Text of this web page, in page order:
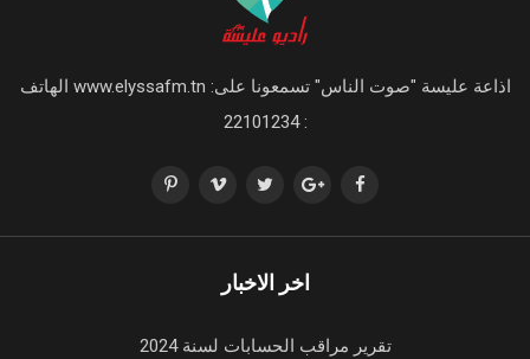
اذاعة عليسة "صوت الناس" تسمعونا على: www.elyssafm.tn الهاتف
: 22101234
اخر الاخبار
تقرير مراقب الحسابات لسنة 2024